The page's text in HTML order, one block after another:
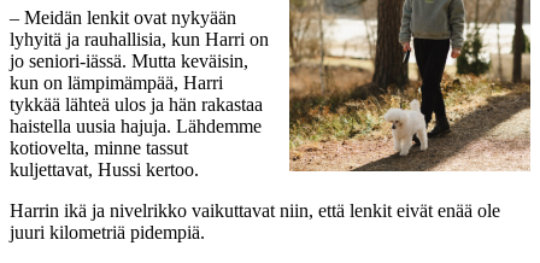
– Meidän lenkit ovat nykyään
lyhyitä ja rauhallisia, kun Harri on
jo seniori-iässä. Mutta keväisin,
kun on lämpimämpää, Harri
tykkää lähteä ulos ja hän rakastaa
haistella uusia hajuja. Lähdemme
kotiovelta, minne tassut
kuljettavat, Hussi kertoo.
Harrin ikä ja nivelrikko vaikuttavat niin, että lenkit eivät enää ole
juuri kilometriä pidempiä.